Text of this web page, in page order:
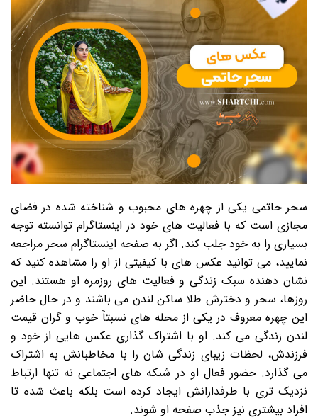
سحر حاتمی یکی از چهره های محبوب و شناخته شده در فضای
مجازی است که با فعالیت های خود در اینستاگرام توانسته توجه
بسیاری را به خود جلب کند. اگر به صفحه اینستاگرام سحر مراجعه
نمایید، می توانید عکس های با کیفیتی از او را مشاهده کنید که
نشان دهنده سبک زندگی و فعالیت های روزمره او هستند. این
روزها، سحر و دخترش طلا ساکن لندن می باشند و در حال حاضر
این چهره معروف در یکی از محله های نسبتاً خوب و گران قیمت
لندن زندگی می کند. او با اشتراک گذاری عکس هایی از خود و
فرزندش، لحظات زیبای زندگی شان را با مخاطبانش به اشتراک
می گذارد. حضور فعال او در شبکه های اجتماعی نه تنها ارتباط
نزدیک تری با طرفدارانش ایجاد کرده است بلکه باعث شده تا
افراد بیشتری نیز جذب صفحه او شوند.